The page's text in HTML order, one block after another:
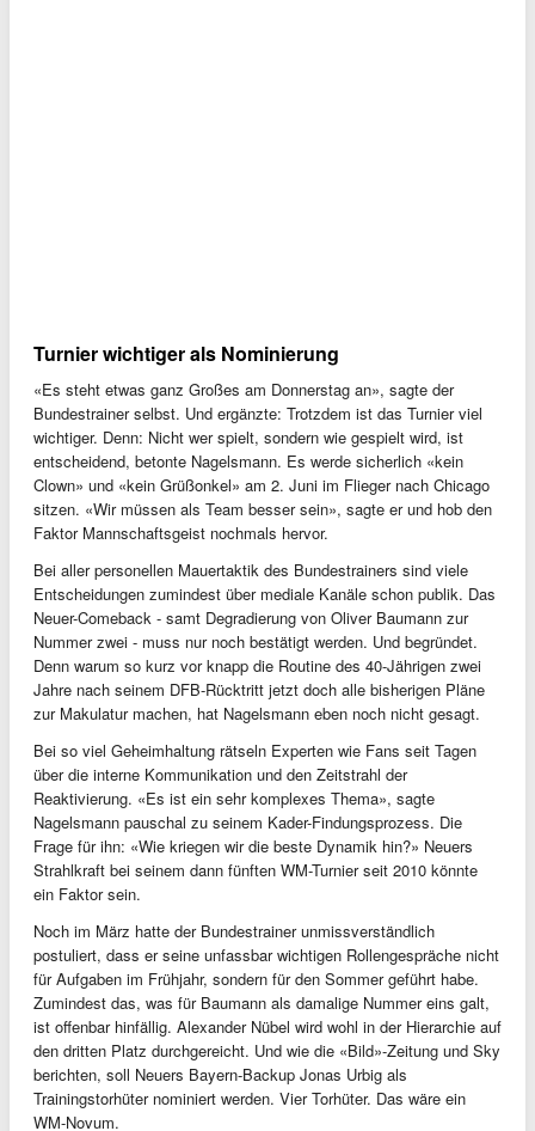
Turnier wichtiger als Nominierung
«Es steht etwas ganz Großes am Donnerstag an», sagte der
Bundestrainer selbst. Und ergänzte: Trotzdem ist das Turnier viel
wichtiger. Denn: Nicht wer spielt, sondern wie gespielt wird, ist
entscheidend, betonte Nagelsmann. Es werde sicherlich «kein
Clown» und «kein Grüßonkel» am 2. Juni im Flieger nach Chicago
sitzen. «Wir müssen als Team besser sein», sagte er und hob den
Faktor Mannschaftsgeist nochmals hervor.
Bei aller personellen Mauertaktik des Bundestrainers sind viele
Entscheidungen zumindest über mediale Kanäle schon publik. Das
Neuer-Comeback - samt Degradierung von Oliver Baumann zur
Nummer zwei - muss nur noch bestätigt werden. Und begründet.
Denn warum so kurz vor knapp die Routine des 40-Jährigen zwei
Jahre nach seinem DFB-Rücktritt jetzt doch alle bisherigen Pläne
zur Makulatur machen, hat Nagelsmann eben noch nicht gesagt.
Bei so viel Geheimhaltung rätseln Experten wie Fans seit Tagen
über die interne Kommunikation und den Zeitstrahl der
Reaktivierung. «Es ist ein sehr komplexes Thema», sagte
Nagelsmann pauschal zu seinem Kader-Findungsprozess. Die
Frage für ihn: «Wie kriegen wir die beste Dynamik hin?» Neuers
Strahlkraft bei seinem dann fünften WM-Turnier seit 2010 könnte
ein Faktor sein.
Noch im März hatte der Bundestrainer unmissverständlich
postuliert, dass er seine unfassbar wichtigen Rollengespräche nicht
für Aufgaben im Frühjahr, sondern für den Sommer geführt habe.
Zumindest das, was für Baumann als damalige Nummer eins galt,
ist offenbar hinfällig. Alexander Nübel wird wohl in der Hierarchie auf
den dritten Platz durchgereicht. Und wie die «Bild»-Zeitung und Sky
berichten, soll Neuers Bayern-Backup Jonas Urbig als
Trainingstorhüter nominiert werden. Vier Torhüter. Das wäre ein
WM-Novum.